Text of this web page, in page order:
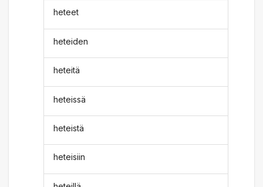
heteet
heteiden
heteitä
heteissä
heteistä
heteisiin